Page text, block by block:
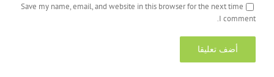
Save my name, email, and website in this browser for the next time
I comment.